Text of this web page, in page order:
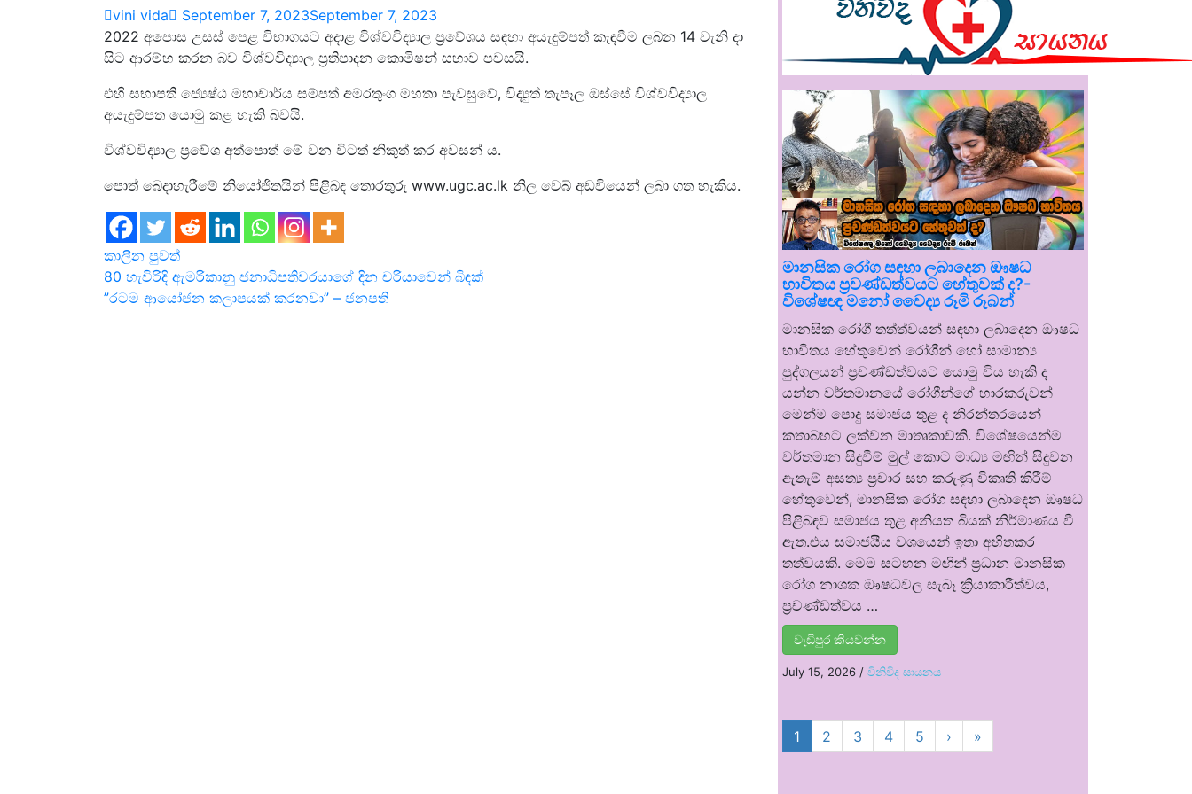
vini vida September 7, 2023September 7, 2023
2022 අපොස උසස් පෙළ විභාගයට අදාළ විශ්වවිද්‍යාල ප්‍රවේශය සඳහා අයැදුම්පත් කැඳවීම ලබන 14 වැනි දා
සිට ආරම්භ කරන බව විශ්වවිද්‍යාල ප්‍රතිපාදන කොමිෂන් සභාව පවසයි.
එහි සභාපති ජ්‍යෙෂ්ඨ මහාචාර්ය සම්පත් අමරතුංග මහතා පැවසුවේ, විද්‍යුත් තැපෑල ඔස්සේ විශ්වවිද්‍යාල
අයැදුම්පත යොමු කළ හැකි බවයි.
විශ්වවිද්‍යාල ප්‍රවේශ අත්පොත් මේ වන විටත් නිකුත් කර අවසන් ය.
පොත් බෙදාහැරීමේ නියෝජිතයින් පිළිබඳ තොරතුරු www.ugc.ac.lk නිල වෙබ් අඩවියෙන් ලබා ගත හැකිය.
කාලීන පුවත්
Post
navigation
80 හැවිරිදි ඇමරිකානු ජනාධිපතිවරයාගේ දින චරියාවෙන් බිඳක්
”රටම ආයෝජන කලාපයක් කරනවා” – ජනපති
මානසික රෝග සඳහා ලබාදෙන ඖෂධ
භාවිතය ප්‍රචණ්ඩත්වයට හේතුවක් ද?-
විශේෂඥ මනෝ වෛද්‍ය රූමි රූබන්
මානසික රෝගී තත්ත්වයන් සඳහා ලබාදෙන ඖෂධ
භාවිතය හේතුවෙන් රෝගීන් හෝ සාමාන්‍ය
පුද්ගලයන් ප්‍රචණ්ඩත්වයට යොමු විය හැකි ද
යන්න වර්තමානයේ රෝගීන්ගේ භාරකරුවන්
මෙන්ම පොදු සමාජය තුළ ද නිරන්තරයෙන්
කතාබහට ලක්වන මාතෘකාවකි. විශේෂයෙන්ම
වර්තමාන සිදුවීම් මුල් කොට මාධ්‍ය මඟින් සිදුවන
ඇතැම් අසත්‍ය ප්‍රචාර සහ කරුණු විකෘති කිරීම්
හේතුවෙන්, මානසික රෝග සඳහා ලබාදෙන ඖෂධ
පිළිබඳව සමාජය තුළ අනියත බියක් නිර්මාණය වී
ඇත.එය සමාජයීය වශයෙන් ඉතා අහිතකර
තත්වයකි. මෙම සටහන මඟින් ප්‍රධාන මානසික
රෝග නාශක ඖෂධවල සැබෑ ක්‍රියාකාරීත්වය,
ප්‍රචණ්ඩත්වය …
වැඩිපුර කියවන්න
July 15, 2026 / විනිවිද සායනය
1 2 3 4 5 › »